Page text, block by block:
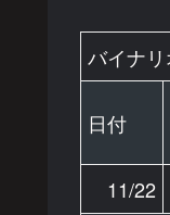
バイナ
日付
11/22